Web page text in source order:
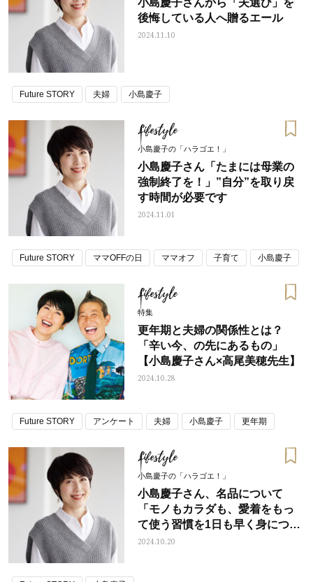
小島慶子さんから「夫選び」を
後悔している人へ贈るエール
2024.11.10
Future STORY 夫婦 小島慶子
Lifestyle
小島慶子の「ハラゴエ！」
小島慶子さん「たまには母業の
強制終了を！」”自分”を取り戻
す時間が必要です
2024.11.01
Future STORY ママOFFの日 ママオフ 子育て 小島慶子
Lifestyle
特集
更年期と夫婦の関係性とは？
「辛い今、の先にあるもの」
【小島慶子さん×高尾美穂先生】
2024.10.28
Future STORY アンケート 夫婦 小島慶子 更年期
Lifestyle
小島慶子の「ハラゴエ！」
小島慶子さん、名品について
「モノもカラダも、愛着をもっ
て使う習慣を1日も早く身につけ
るのが最大の投資」
2024.10.20